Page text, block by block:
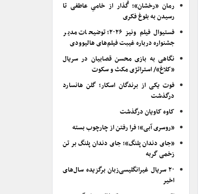
رمان «رخشان»؛ گُذار از خامیِ عاطفی تا
رسیدن به بلوغ فکری
فستیوال فیلم ونیز ۲۰۲۶؛ توضیحات مدیر
جشنواره درباره غیبت فیلم‌های هالیوودی
نگاهی به بازی محسن قصابیان در سریال
«کلاغ»/ استراتژی مکث و سکوت
فوت یکی از برندگان اسکار؛ گلن هانسارد
درگذشت
کاوه کاویان درگذشت
«روسری آبی»؛ فرا رفتن از چارچوب بسته
«جای دندان پلنگ»؛ جای دندان پلنگ بر تن
زخمی گربه
۲۰ سریال غیرانگلیسی‌زبان برگزیده سال‌های
اخیر